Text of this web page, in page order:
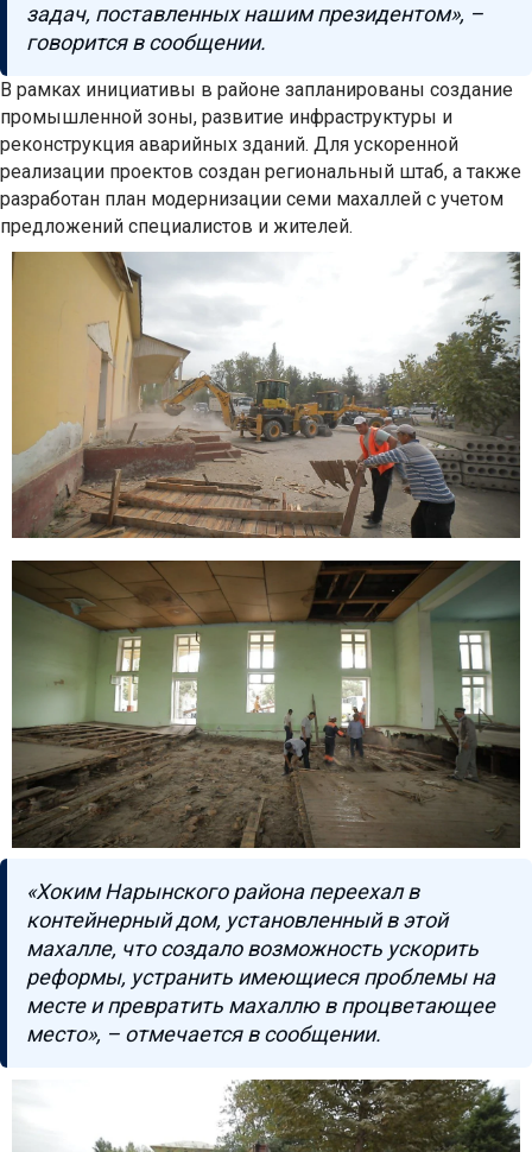
задач, поставленных нашим президентом», –
говорится в сообщении.
В рамках инициативы в районе запланированы создание
промышленной зоны, развитие инфраструктуры и
реконструкция аварийных зданий. Для ускоренной
реализации проектов создан региональный штаб, а также
разработан план модернизации семи махаллей с учетом
предложений специалистов и жителей.
«Хоким Нарынского района переехал в
контейнерный дом, установленный в этой
махалле, что создало возможность ускорить
реформы, устранить имеющиеся проблемы на
месте и превратить махаллю в процветающее
место», – отмечается в сообщении.